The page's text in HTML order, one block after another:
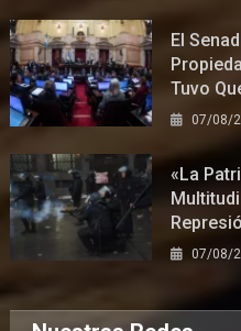
El
Tuvo
07/08/
«La
07/08/